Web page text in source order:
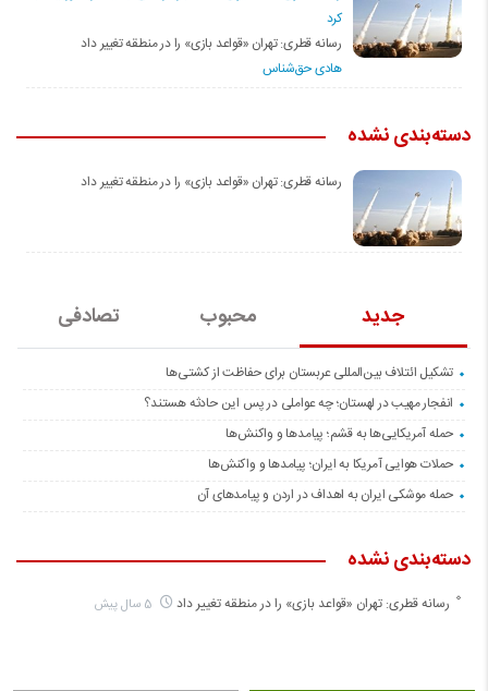
کرد
رسانه قطری: تهران «قواعد بازی» را در منطقه تغییر داد
هادی حق‌شناس
دسته‌بندی نشده
رسانه قطری: تهران «قواعد بازی» را در منطقه تغییر داد
جدید محبوب تصادفی
تشکیل ائتلاف بین‌المللی عربستان برای حفاظت از کشتی‌ها
انفجار مهیب در لهستان؛ چه عواملی در پس این حادثه هستند؟
حمله آمریکایی‌ها به قشم؛ پیامدها و واکنش‌ها
حملات هوایی آمریکا به ایران؛ پیامدها و واکنش‌ها
حمله موشکی ایران به اهداف در اردن و پیامدهای آن
دسته‌بندی نشده
رسانه قطری: تهران «قواعد بازی» را در منطقه تغییر داد